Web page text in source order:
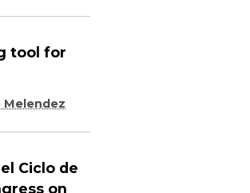
tool for
Melendez
Ciclo de
on